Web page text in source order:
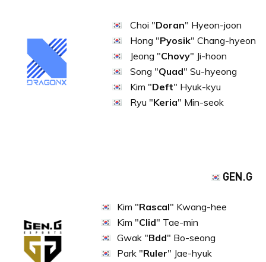
Choi "Doran" Hyeon-joon
Hong "Pyosik" Chang-hyeon
Jeong "Chovy" Ji-hoon
Song "Quad" Su-hyeong
Kim "Deft" Hyuk-kyu
Ryu "Keria" Min-seok
GEN.G
Kim "Rascal" Kwang-hee
Kim "Clid" Tae-min
Gwak "Bdd" Bo-seong
Park "Ruler" Jae-